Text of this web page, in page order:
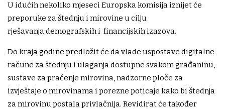
U idućih nekoliko mjeseci Europska komisija iznijet će
preporuke za štednju i mirovine u cilju
rješavanja demografskih i financijskih izazova.
Do kraja godine predložit će da vlade uspostave digitalne
račune za štednju i ulaganja dostupne svakom građaninu,
sustave za praćenje mirovina, nadzorne ploče za
izvještaje o mirovinama i porezne poticaje kako bi štednja
za mirovinu postala privlačnija. Revidirat će također